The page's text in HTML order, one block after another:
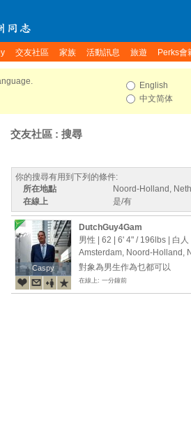
交友社區 家族 活動訊息 旅遊 Perks會
English
中文简体
交友社區 : 搜尋
你的搜尋有用到下列的條件:
所在地點
Noord-Holland,
在線上
是/有
Caspy
Caspy
DutchGuy4Gam
男性 | 62 | 6' 4" / 196lbs | 白人
Amsterdam, Noord-Holland,
對象為男生作為乜都可以
在線上: 一分鐘前